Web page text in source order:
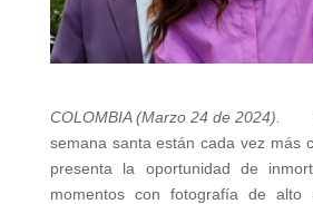
COLOMBIA (Marzo 24 de 2024).
semana santa están cada vez más
presenta la oportunidad de
momentos con fotografía de alto